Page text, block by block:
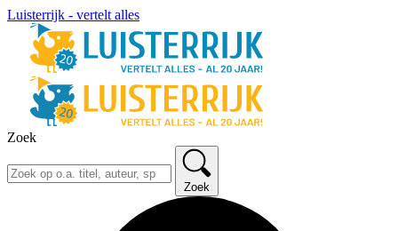
Luisterrijk - vertelt alles
Zoek
Zoek